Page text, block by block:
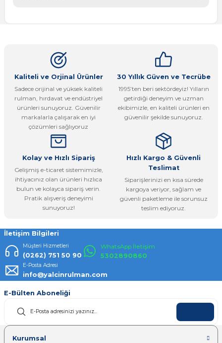
Görüş ve önerileriniz için teşekkür ederiz.
Ürün resmi kalitesiz, bozuk veya görüntülenemiyor.
Ürün açıklamasında eksik bilgiler bulunuyor.
Ürün bilgilerinde hatalar bulunuyor.
Ürün fiyatı diğer sitelerden daha pahalı.
Bu ürüne benzer farklı alternatifler olmalı.
Gönder
Kaliteli ve Orjinal Ürünler
Sadece orijinal ve yüksek kaliteli
rulman, hırdavat ve endüstriyel
ürünleri sunuyoruz. Güvenilir
markalarla çalışarak en iyi
çözümleri sağlıyoruz
30 Yıllık Güven ve Tecrübe
1995’ten beri sektördeyiz! Yılların
getirdiği deneyim ve uzman
ekibimizle, en kaliteli ürünleri en
güvenilir şekilde sunuyoruz.
Kolay ve Hızlı Sipariş
Gelişmiş e-ticaret sistemimizle,
ihtiyacınız olan ürünleri hızlıca
bulun ve kolayca sipariş verin.
Pratik alışveriş deneyimi
sunuyoruz!
Hızlı Kargo & Güvenli
Teslimat
Siparişlerinizi en kısa sürede
kargoya veriyor, sağlam ve
güvenli paketleme ile sorunsuz
teslim ediyoruz.
İletişim Bilgileri
Müşteri Hizmetleri
(0262) 751 50 90
WhatsApp İletişim
5302890860
E-Posta Adresi
info@yalcinrulman.com
E-Bülten Aboneliği
Kurumsal